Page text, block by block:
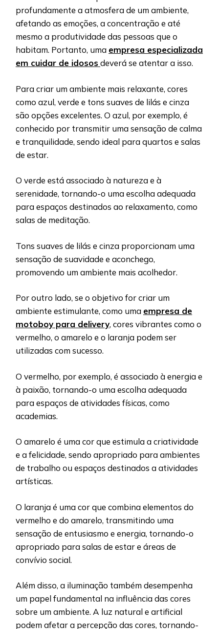
profundamente a atmosfera de um ambiente,
afetando as emoções, a concentração e até
mesmo a produtividade das pessoas que o
habitam. Portanto, uma empresa especializada
em cuidar de idososdeverá se atentar a isso.
Para criar um ambiente mais relaxante, cores
como azul, verde e tons suaves de lilás e cinza
são opções excelentes. O azul, por exemplo, é
conhecido por transmitir uma sensação de calma
e tranquilidade, sendo ideal para quartos e salas
de estar.
O verde está associado à natureza e à
serenidade, tornando-o uma escolha adequada
para espaços destinados ao relaxamento, como
salas de meditação.
Tons suaves de lilás e cinza proporcionam uma
sensação de suavidade e aconchego,
promovendo um ambiente mais acolhedor.
Por outro lado, se o objetivo for criar um
ambiente estimulante, como uma empresa de
motoboy para delivery, cores vibrantes como o
vermelho, o amarelo e o laranja podem ser
utilizadas com sucesso.
O vermelho, por exemplo, é associado à energia e
à paixão, tornando-o uma escolha adequada
para espaços de atividades físicas, como
academias.
O amarelo é uma cor que estimula a criatividade
e a felicidade, sendo apropriado para ambientes
de trabalho ou espaços destinados a atividades
artísticas.
O laranja é uma cor que combina elementos do
vermelho e do amarelo, transmitindo uma
sensação de entusiasmo e energia, tornando-o
apropriado para salas de estar e áreas de
convívio social.
Além disso, a iluminação também desempenha
um papel fundamental na influência das cores
sobre um ambiente. A luz natural e artificial
podem afetar a percepção das cores, tornando-